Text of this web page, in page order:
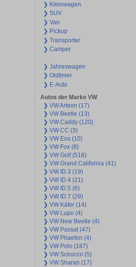
❯ Kleinwagen
❯ SUV
❯ Van
❯ Pickup
❯ Transporter
❯ Camper
❯ Jahreswagen
❯ Oldtimer
❯ E-Auto
Autos der Marke VW
❯ VW Arteon (17)
❯ VW Beetle (13)
❯ VW Caddy (120)
❯ VW CC (3)
❯ VW Eos (10)
❯ VW Fox (8)
❯ VW Golf (518)
❯ VW Grand California (41)
❯ VW ID.3 (19)
❯ VW ID.4 (21)
❯ VW ID.5 (6)
❯ VW ID.7 (29)
❯ VW Käfer (14)
❯ VW Lupo (4)
❯ VW New Beetle (4)
❯ VW Passat (47)
❯ VW Phaeton (4)
❯ VW Polo (187)
❯ VW Scirocco (5)
❯ VW Sharan (17)